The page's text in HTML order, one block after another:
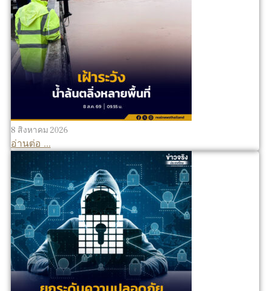
8 สิงหาคม 2026
อ่านต่อ ...